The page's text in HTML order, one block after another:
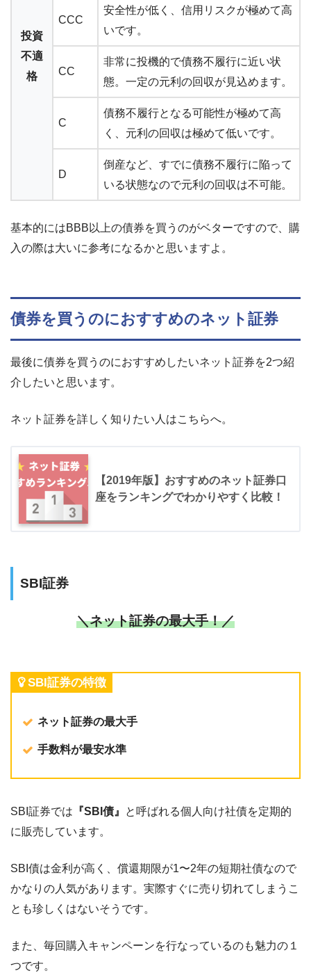
投資
不適
格
CCC
安全性が低く、信用リスクが極めて高
いです。
CC
非常に投機的で債務不履行に近い状
態。一定の元利の回収が見込めます。
C
債務不履行となる可能性が極めて高
く、元利の回収は極めて低いです。
D
倒産など、すでに債務不履行に陥って
いる状態なので元利の回収は不可能。
基本的にはBBB以上の債券を買うのがベターですので、購
入の際は大いに参考になるかと思いますよ。
債券を買うのにおすすめのネット証券
最後に債券を買うのにおすすめしたいネット証券を2つ紹
介したいと思います。
ネット証券を詳しく知りたい人はこちらへ。
【2019年版】おすすめのネット証券口
座をランキングでわかりやすく比較！
SBI証券
＼ネット証券の最大手！／
SBI証券の特徴
ネット証券の最大手
手数料が最安水準
SBI証券では 『SBI債』
と呼ばれる個人向け社債を定期的
に販売しています。
SBI債は金利が高く、償還期限が1〜2年の短期社債なので
かなりの人気があります。実際すぐに売り切れてしまうこ
とも珍しくはないそうです。
また、毎回購入キャンペーンを行なっているのも魅力の１
つです。